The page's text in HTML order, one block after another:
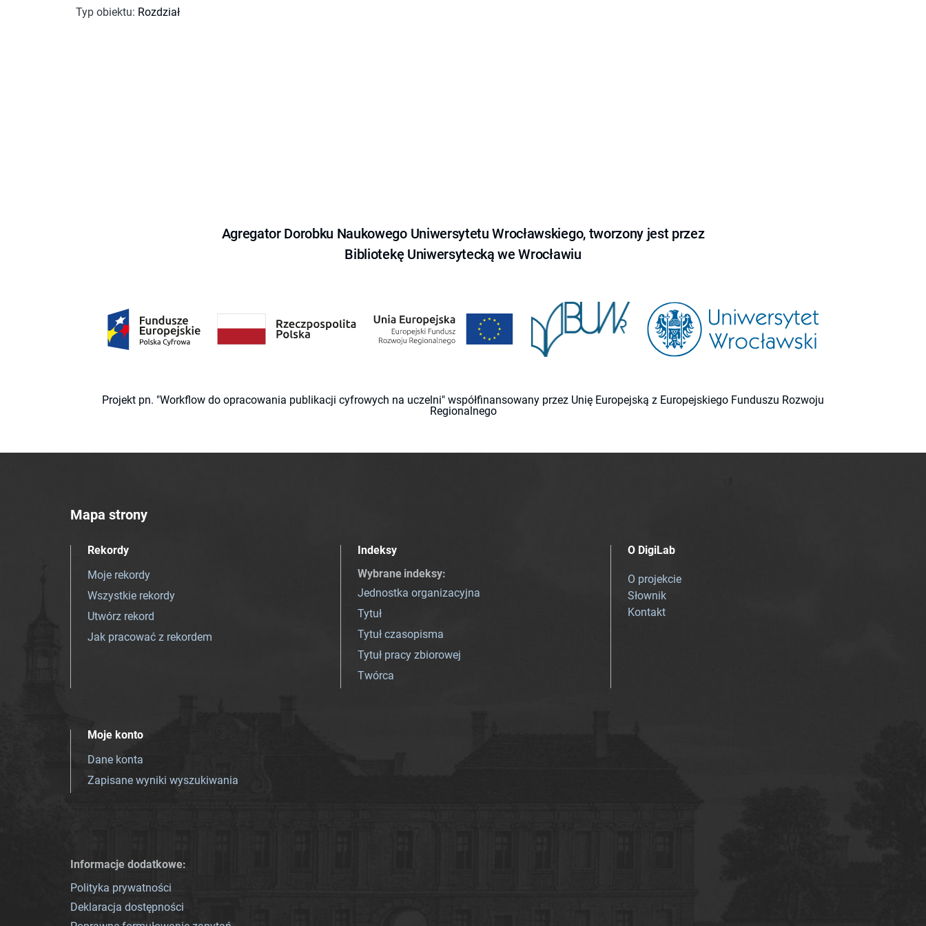
Typ obiektu: Rozdział
Agregator Dorobku Naukowego Uniwersytetu Wrocławskiego, tworzony jest przez
Bibliotekę Uniwersytecką we Wrocławiu
Projekt pn. "Workflow do opracowania publikacji cyfrowych na uczelni" współfinansowany przez Unię Europejską z Europejskiego Funduszu Rozwoju
Regionalnego
Mapa strony
Rekordy
Moje rekordy
Wszystkie rekordy
Utwórz rekord
Jak pracować z rekordem
Indeksy
Wybrane indeksy:
Jednostka organizacyjna
Tytuł
Tytuł czasopisma
Tytuł pracy zbiorowej
Twórca
O DigiLab
O projekcie
Słownik
Kontakt
Moje konto
Dane konta
Zapisane wyniki wyszukiwania
Informacje dodatkowe:
Polityka prywatności
Deklaracja dostępności